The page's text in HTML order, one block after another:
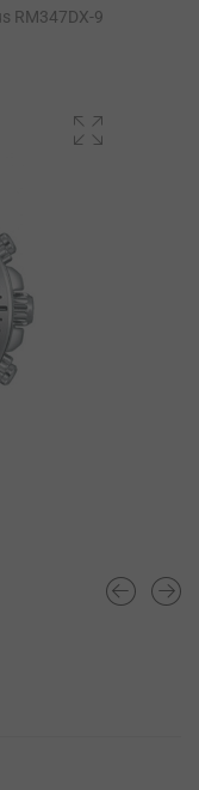
RM347DX-9